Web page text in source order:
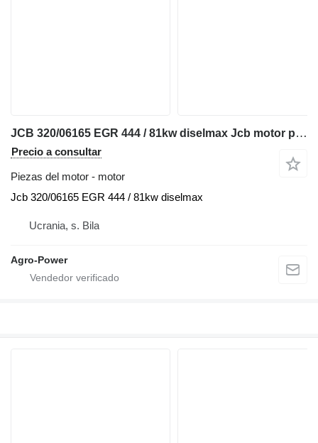
JCB 320/06165 EGR 444 / 81kw diselmax Jcb motor para cargadora telescópica
Precio a consultar
Piezas del motor - motor
Jcb 320/06165 EGR 444 / 81kw diselmax
Ucrania, s. Bila
Agro-Power